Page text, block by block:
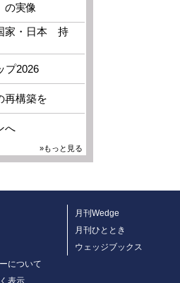
の実像
家・日本 持
プ2026
再構築を
へ
»もっと見る
について
表示
月刊Wedge
月刊ひととき
ウェッジブックス